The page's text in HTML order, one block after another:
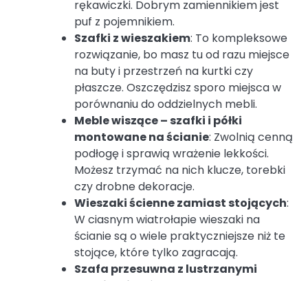
rękawiczki. Dobrym zamiennikiem jest
puf z pojemnikiem.
Szafki z wieszakiem: To kompleksowe
rozwiązanie, bo masz tu od razu miejsce
na buty i przestrzeń na kurtki czy
płaszcze. Oszczędzisz sporo miejsca w
porównaniu do oddzielnych mebli.
Meble wiszące – szafki i półki
montowane na ścianie: Zwolnią cenną
podłogę i sprawią wrażenie lekkości.
Możesz trzymać na nich klucze, torebki
czy drobne dekoracje.
Wieszaki ścienne zamiast stojących:
W ciasnym wiatrołapie wieszaki na
ścianie są o wiele praktyczniejsze niż te
stojące, które tylko zagracają.
Szafa przesuwna z lustrzanymi